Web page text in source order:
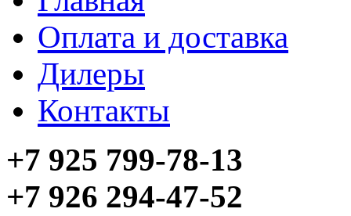
Оплата и доставка
Дилеры
Контакты
+7 925 799-78-13
+7 926 294-47-52